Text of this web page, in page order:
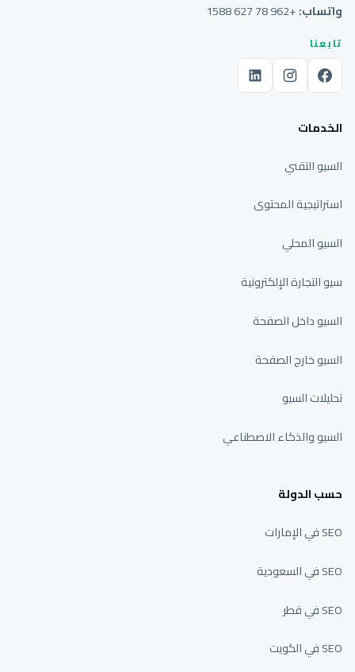
واتساب:+962 78 627 1588
تابعنا
الخدمات
السيو التقني
استراتيجية المحتوى
السيو المحلي
سيو التجارة الإلكترونية
السيو داخل الصفحة
السيو خارج الصفحة
تحليلات السيو
السيو والذكاء الاصطناعي
حسب الدولة
SEO في الإمارات
SEO في السعودية
SEO في قطر
SEO في الكويت